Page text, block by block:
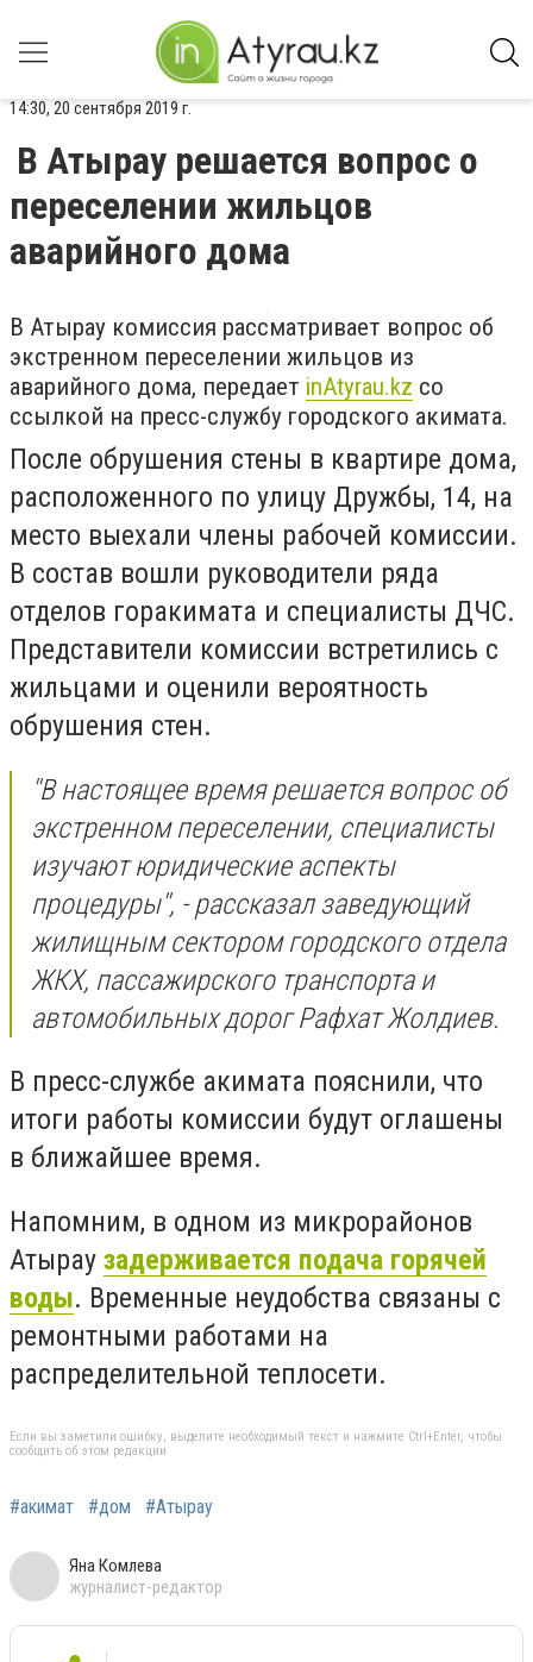
14:30, 20 сентября 2019 г.
В Атырау решается вопрос о
переселении жильцов
аварийного дома
В Атырау комиссия рассматривает вопрос об
экстренном переселении жильцов из
аварийного дома, передает inAtyrau.kz со
ссылкой на пресс-службу городского акимата.
После обрушения стены в квартире дома,
расположенного по улицу Дружбы, 14, на
место выехали члены рабочей комиссии.
В состав вошли руководители ряда
отделов горакимата и специалисты ДЧС.
Представители комиссии встретились с
жильцами и оценили вероятность
обрушения стен.
''В настоящее время решается вопрос об
экстренном переселении, специалисты
изучают юридические аспекты
процедуры'', - рассказал заведующий
жилищным сектором городского отдела
ЖКХ, пассажирского транспорта и
автомобильных дорог Рафхат Жолдиев.
В пресс-службе акимата пояснили, что
итоги работы комиссии будут оглашены
в ближайшее время.
Напомним, в одном из микрорайонов
Атырау задерживается подача горячей
воды. Временные неудобства связаны с
ремонтными работами на
распределительной теплосети.
Если вы заметили ошибку, выделите необходимый текст и нажмите Ctrl+Enter, чтобы
сообщить об этом редакции
#акимат #дом #Атырау
Яна Комлева
журналист-редактор